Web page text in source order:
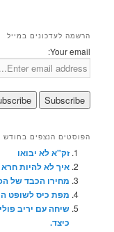
הרשמה לעדכונים במייל
Your email:
הפוסטים הנצפים בחודש
זק"א לא יבואו
איך לא להיות
מחירו הכבד של
מפת כיס לשופט
שיחה עם יריב
כיצד.